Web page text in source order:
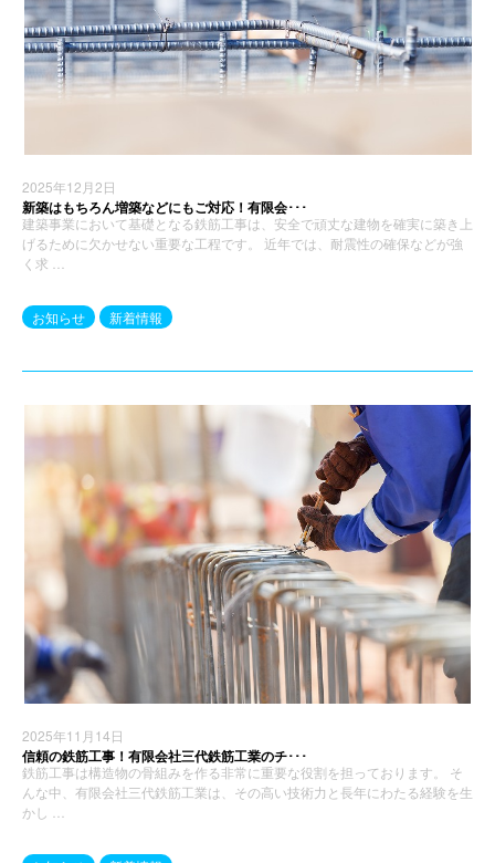
2025年12月2日
新築はもちろん増築などにもご対応！有限会･･･
建築事業において基礎となる鉄筋工事は、安全で頑丈な建物を確実に築き上
げるために欠かせない重要な工程です。 近年では、耐震性の確保などが強
く求 …
お知らせ 新着情報
2025年11月14日
信頼の鉄筋工事！有限会社三代鉄筋工業のチ･･･
鉄筋工事は構造物の骨組みを作る非常に重要な役割を担っております。 そ
んな中、有限会社三代鉄筋工業は、その高い技術力と長年にわたる経験を生
かし …